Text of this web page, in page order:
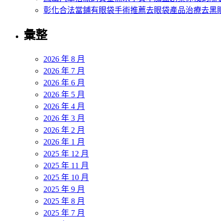
彰化合法當鋪有眼袋手術推薦去眼袋產品治療去黑
彙整
2026 年 8 月
2026 年 7 月
2026 年 6 月
2026 年 5 月
2026 年 4 月
2026 年 3 月
2026 年 2 月
2026 年 1 月
2025 年 12 月
2025 年 11 月
2025 年 10 月
2025 年 9 月
2025 年 8 月
2025 年 7 月